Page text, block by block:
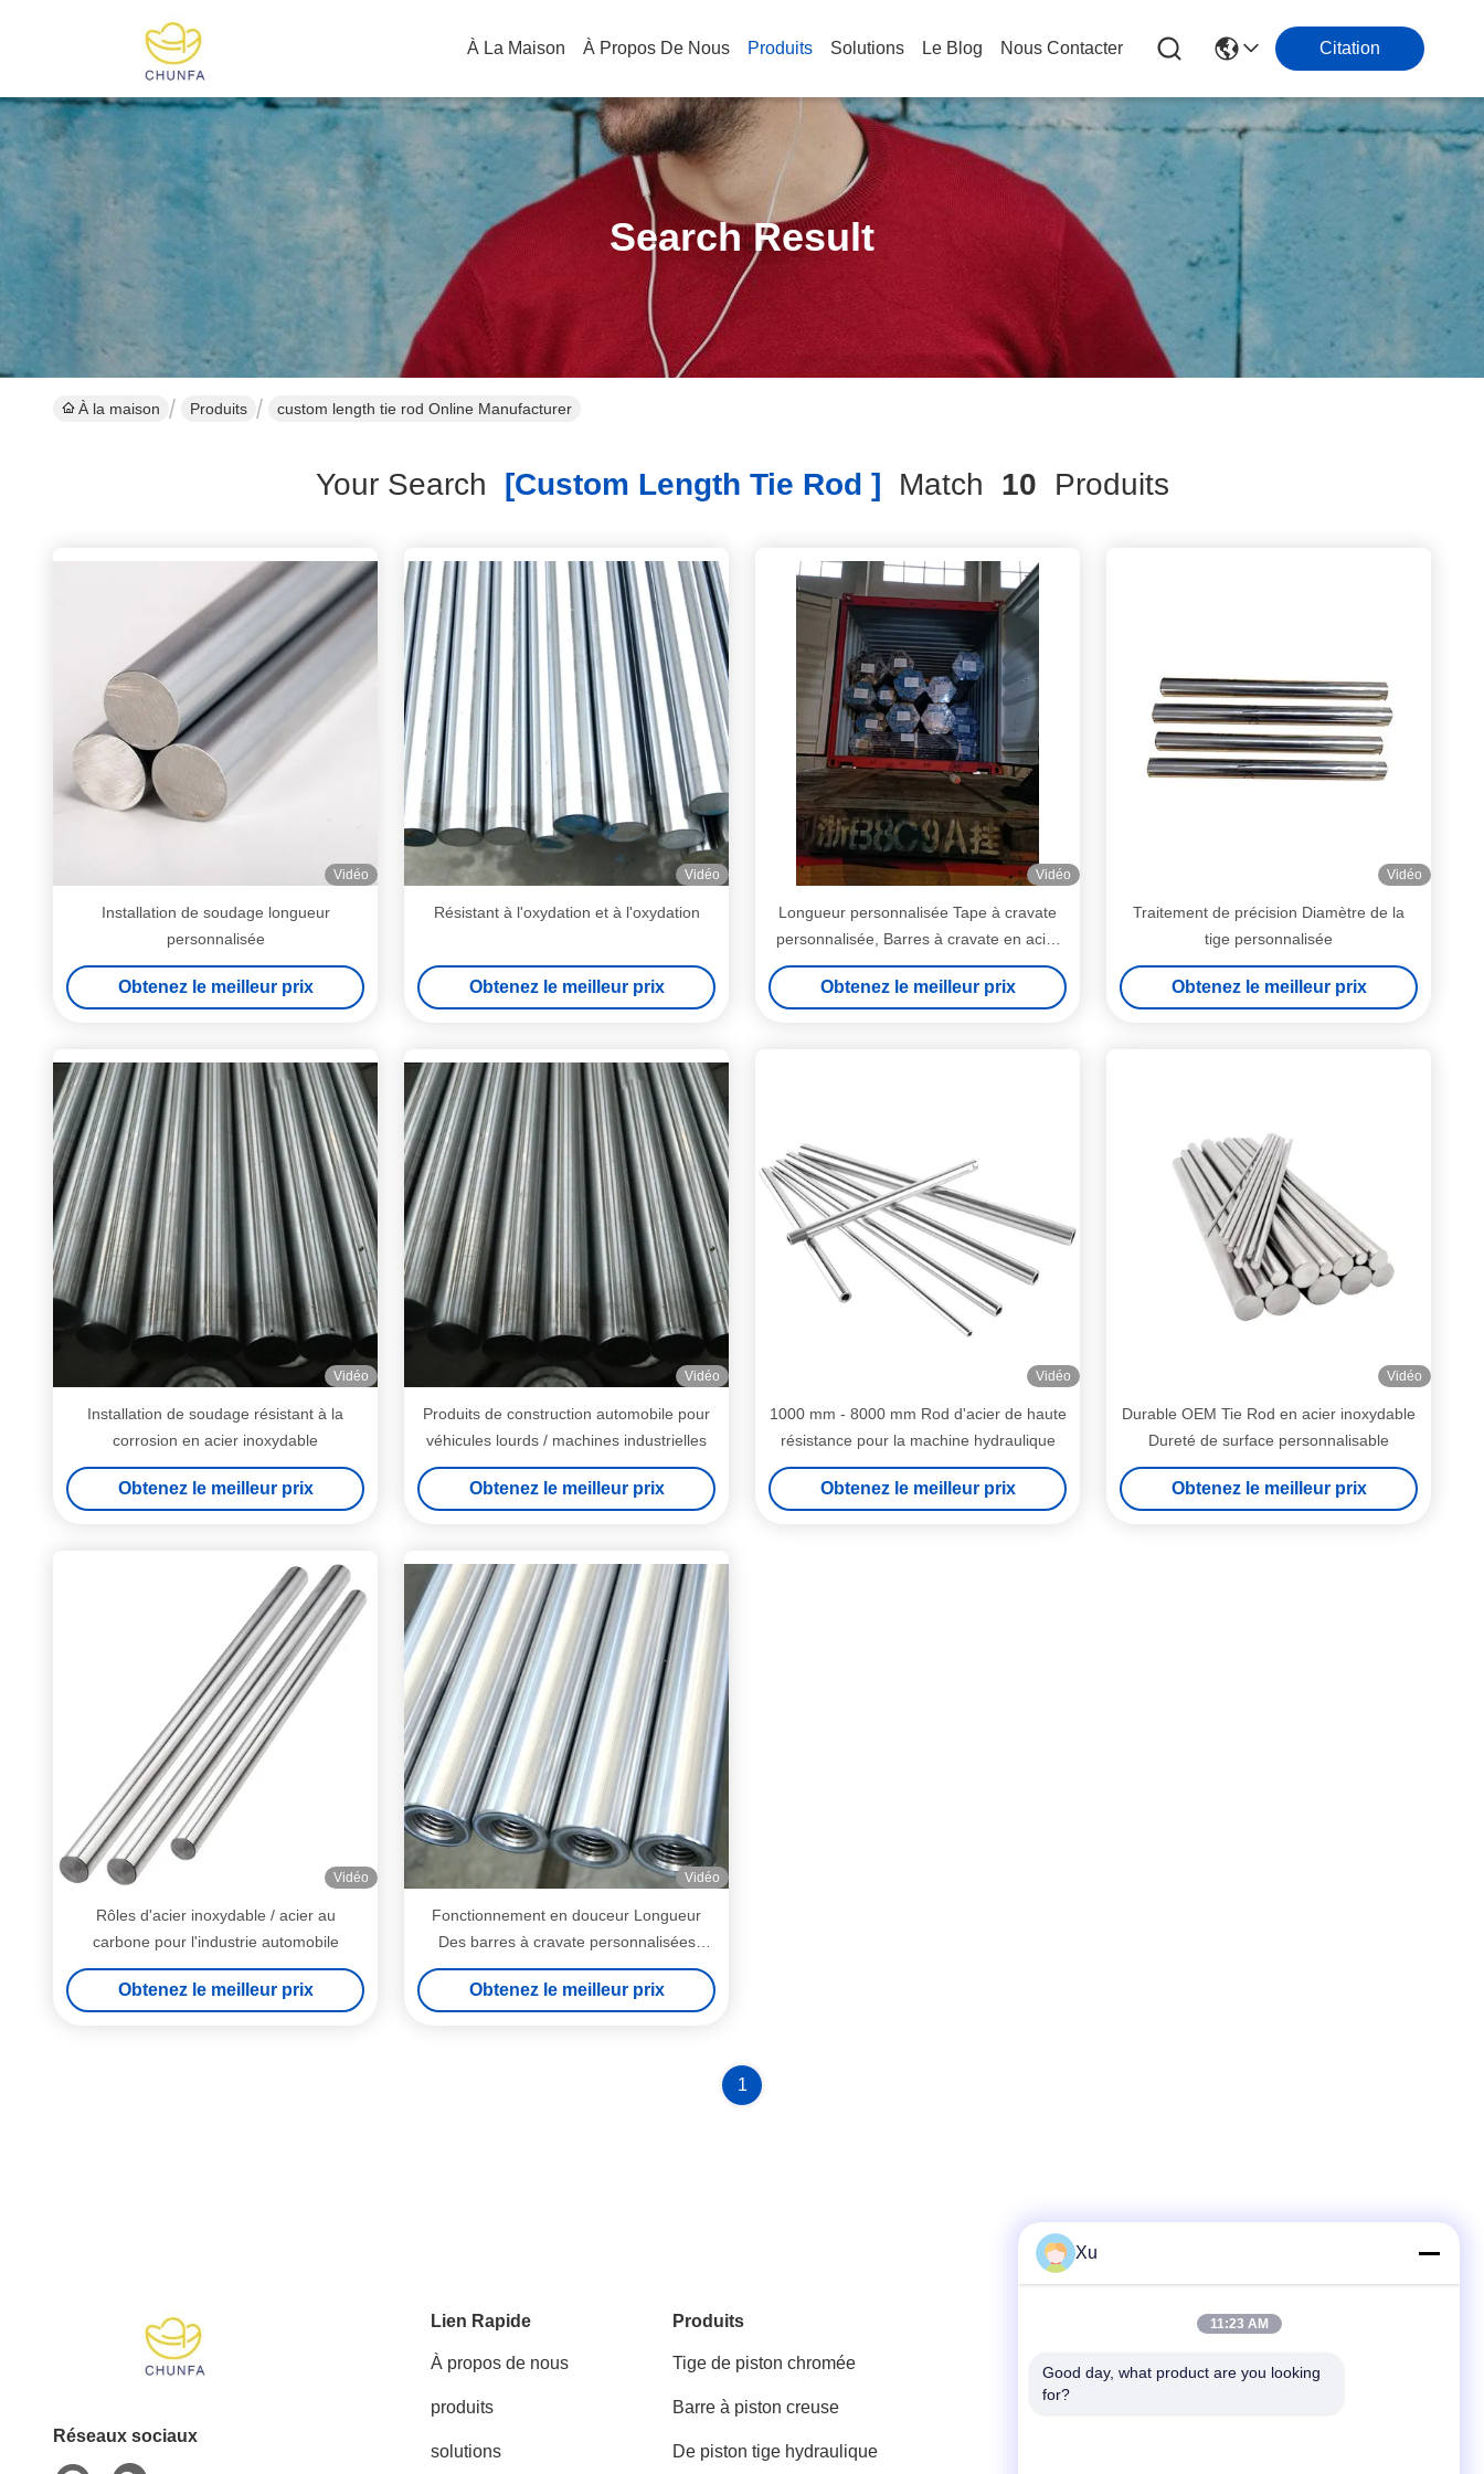
À La Maison À Propos De Nous Produits Solutions Le Blog Nous Contacter Citation
Search Result
À la maison Produits custom length tie rod Online Manufacturer
Your Search [custom Length Tie Rod ] Match 10 Produits
Vidéo
Installation de soudage longueur
personnalisée
Obtenez le meilleur prix
Vidéo
Résistant à l'oxydation et à l'oxydation
Obtenez le meilleur prix
Vidéo
Longueur personnalisée Tape à cravate
personnalisée, Barres à cravate en acier
inoxydable OEM / ODM Disponible
Obtenez le meilleur prix
Vidéo
Traitement de précision Diamètre de la
tige personnalisée
Obtenez le meilleur prix
Vidéo
Installation de soudage résistant à la
corrosion en acier inoxydable
Obtenez le meilleur prix
Vidéo
Produits de construction automobile pour
véhicules lourds / machines industrielles
Obtenez le meilleur prix
Vidéo
1000 mm - 8000 mm Rod d'acier de haute
résistance pour la machine hydraulique
Obtenez le meilleur prix
Vidéo
Durable OEM Tie Rod en acier inoxydable
Dureté de surface personnalisable
Obtenez le meilleur prix
Vidéo
Rôles d'acier inoxydable / acier au
carbone pour l'industrie automobile
Obtenez le meilleur prix
Vidéo
Fonctionnement en douceur Longueur
Des barres à cravate personnalisées
Matériau en acier au carbone résistant à
la corrosion
Obtenez le meilleur prix
1
Réseaux sociaux
Lien Rapide
À propos de nous
produits
solutions
Produits
Tige de piston chromée
Barre à piston creuse
De piston tige hydraulique
Télégramme
Xu
11:23 AM
Good day, what product are you looking
for?